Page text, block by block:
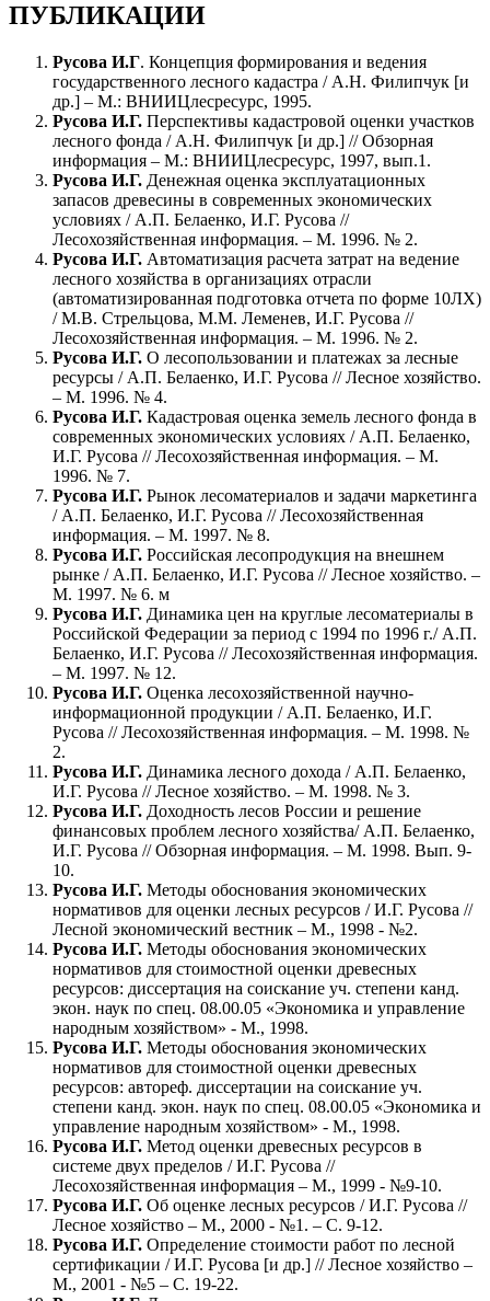
ПУБЛИКАЦИИ
Русова И.Г. Концепция формирования и ведения
государственного лесного кадастра / А.Н. Филипчук [и
др.] – М.: ВНИИЦлесресурс, 1995.
Русова И.Г. Перспективы кадастровой оценки участков
лесного фонда / А.Н. Филипчук [и др.] // Обзорная
информация – М.: ВНИИЦлесресурс, 1997, вып.1.
Русова И.Г. Денежная оценка эксплуатационных
запасов древесины в современных экономических
условиях / А.П. Белаенко, И.Г. Русова //
Лесохозяйственная информация. – М. 1996. № 2.
Русова И.Г. Автоматизация расчета затрат на ведение
лесного хозяйства в организациях отрасли
(автоматизированная подготовка отчета по форме 10ЛХ)
/ М.В. Стрельцова, М.М. Леменев, И.Г. Русова //
Лесохозяйственная информация. – М. 1996. № 2.
Русова И.Г. О лесопользовании и платежах за лесные
ресурсы / А.П. Белаенко, И.Г. Русова // Лесное хозяйство.
– М. 1996. № 4.
Русова И.Г. Кадастровая оценка земель лесного фонда в
современных экономических условиях / А.П. Белаенко,
И.Г. Русова // Лесохозяйственная информация. – М.
1996. № 7.
Русова И.Г. Рынок лесоматериалов и задачи маркетинга
/ А.П. Белаенко, И.Г. Русова // Лесохозяйственная
информация. – М. 1997. № 8.
Русова И.Г. Российская лесопродукция на внешнем
рынке / А.П. Белаенко, И.Г. Русова // Лесное хозяйство. –
М. 1997. № 6. м
Русова И.Г. Динамика цен на круглые лесоматериалы в
Российской Федерации за период с 1994 по 1996 г./ А.П.
Белаенко, И.Г. Русова // Лесохозяйственная информация.
– М. 1997. № 12.
Русова И.Г. Оценка лесохозяйственной научно-
информационной продукции / А.П. Белаенко, И.Г.
Русова // Лесохозяйственная информация. – М. 1998. №
2.
Русова И.Г. Динамика лесного дохода / А.П. Белаенко,
И.Г. Русова // Лесное хозяйство. – М. 1998. № 3.
Русова И.Г. Доходность лесов России и решение
финансовых проблем лесного хозяйства/ А.П. Белаенко,
И.Г. Русова // Обзорная информация. – М. 1998. Вып. 9-
10.
Русова И.Г. Методы обоснования экономических
нормативов для оценки лесных ресурсов / И.Г. Русова //
Лесной экономический вестник – М., 1998 - №2.
Русова И.Г. Методы обоснования экономических
нормативов для стоимостной оценки древесных
ресурсов: диссертация на соискание уч. степени канд.
экон. наук по спец. 08.00.05 «Экономика и управление
народным хозяйством» - М., 1998.
Русова И.Г. Методы обоснования экономических
нормативов для стоимостной оценки древесных
ресурсов: автореф. диссертации на соискание уч.
степени канд. экон. наук по спец. 08.00.05 «Экономика и
управление народным хозяйством» - М., 1998.
Русова И.Г. Метод оценки древесных ресурсов в
системе двух пределов / И.Г. Русова //
Лесохозяйственная информация – М., 1999 - №9-10.
Русова И.Г. Об оценке лесных ресурсов / И.Г. Русова //
Лесное хозяйство – М., 2000 - №1. – С. 9-12.
Русова И.Г. Определение стоимости работ по лесной
сертификации / И.Г. Русова [и др.] // Лесное хозяйство –
М., 2001 - №5 – С. 19-22.